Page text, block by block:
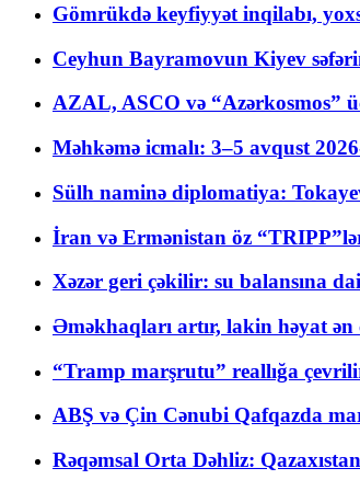
Gömrükdə keyfiyyət inqilabı,
Ceyhun Bayramovun Kiyev
AZAL, ASCO və “Azərkosmos”
Məhkəmə icmalı: 3–5 avqust
Sülh naminə diplomatiya:
İran və Ermənistan öz
Xəzər geri çəkilir: su balansına
Əməkhaqları artır, lakin həyat ən
“Tramp marşrutu” reallığa
ABŞ və Çin Cənubi Qafqazda
Rəqəmsal Orta Dəhliz: